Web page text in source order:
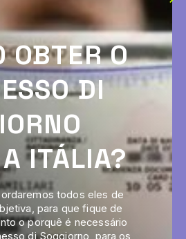
OBTER O
DI
ITÁLIA?
todos eles de
para que fique de
o porquê é necessário
di Soggiorno, para os